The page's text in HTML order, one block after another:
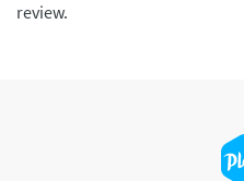
review.